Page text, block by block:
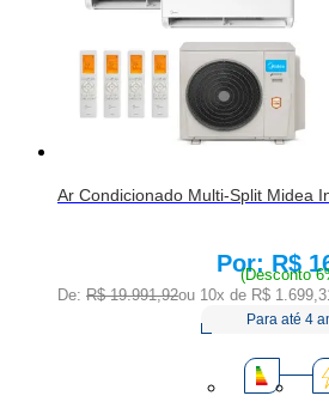
Ar Condicionado Multi-Split Midea
R$
(Desconto
De: R$ 19.991,92ou 10x de R$
Para até 4